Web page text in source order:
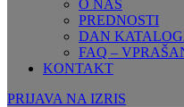
O NAS
PREDNOSTI
DAN
FAQ –
KONTAKT
PRIJAVA NA IZRIS